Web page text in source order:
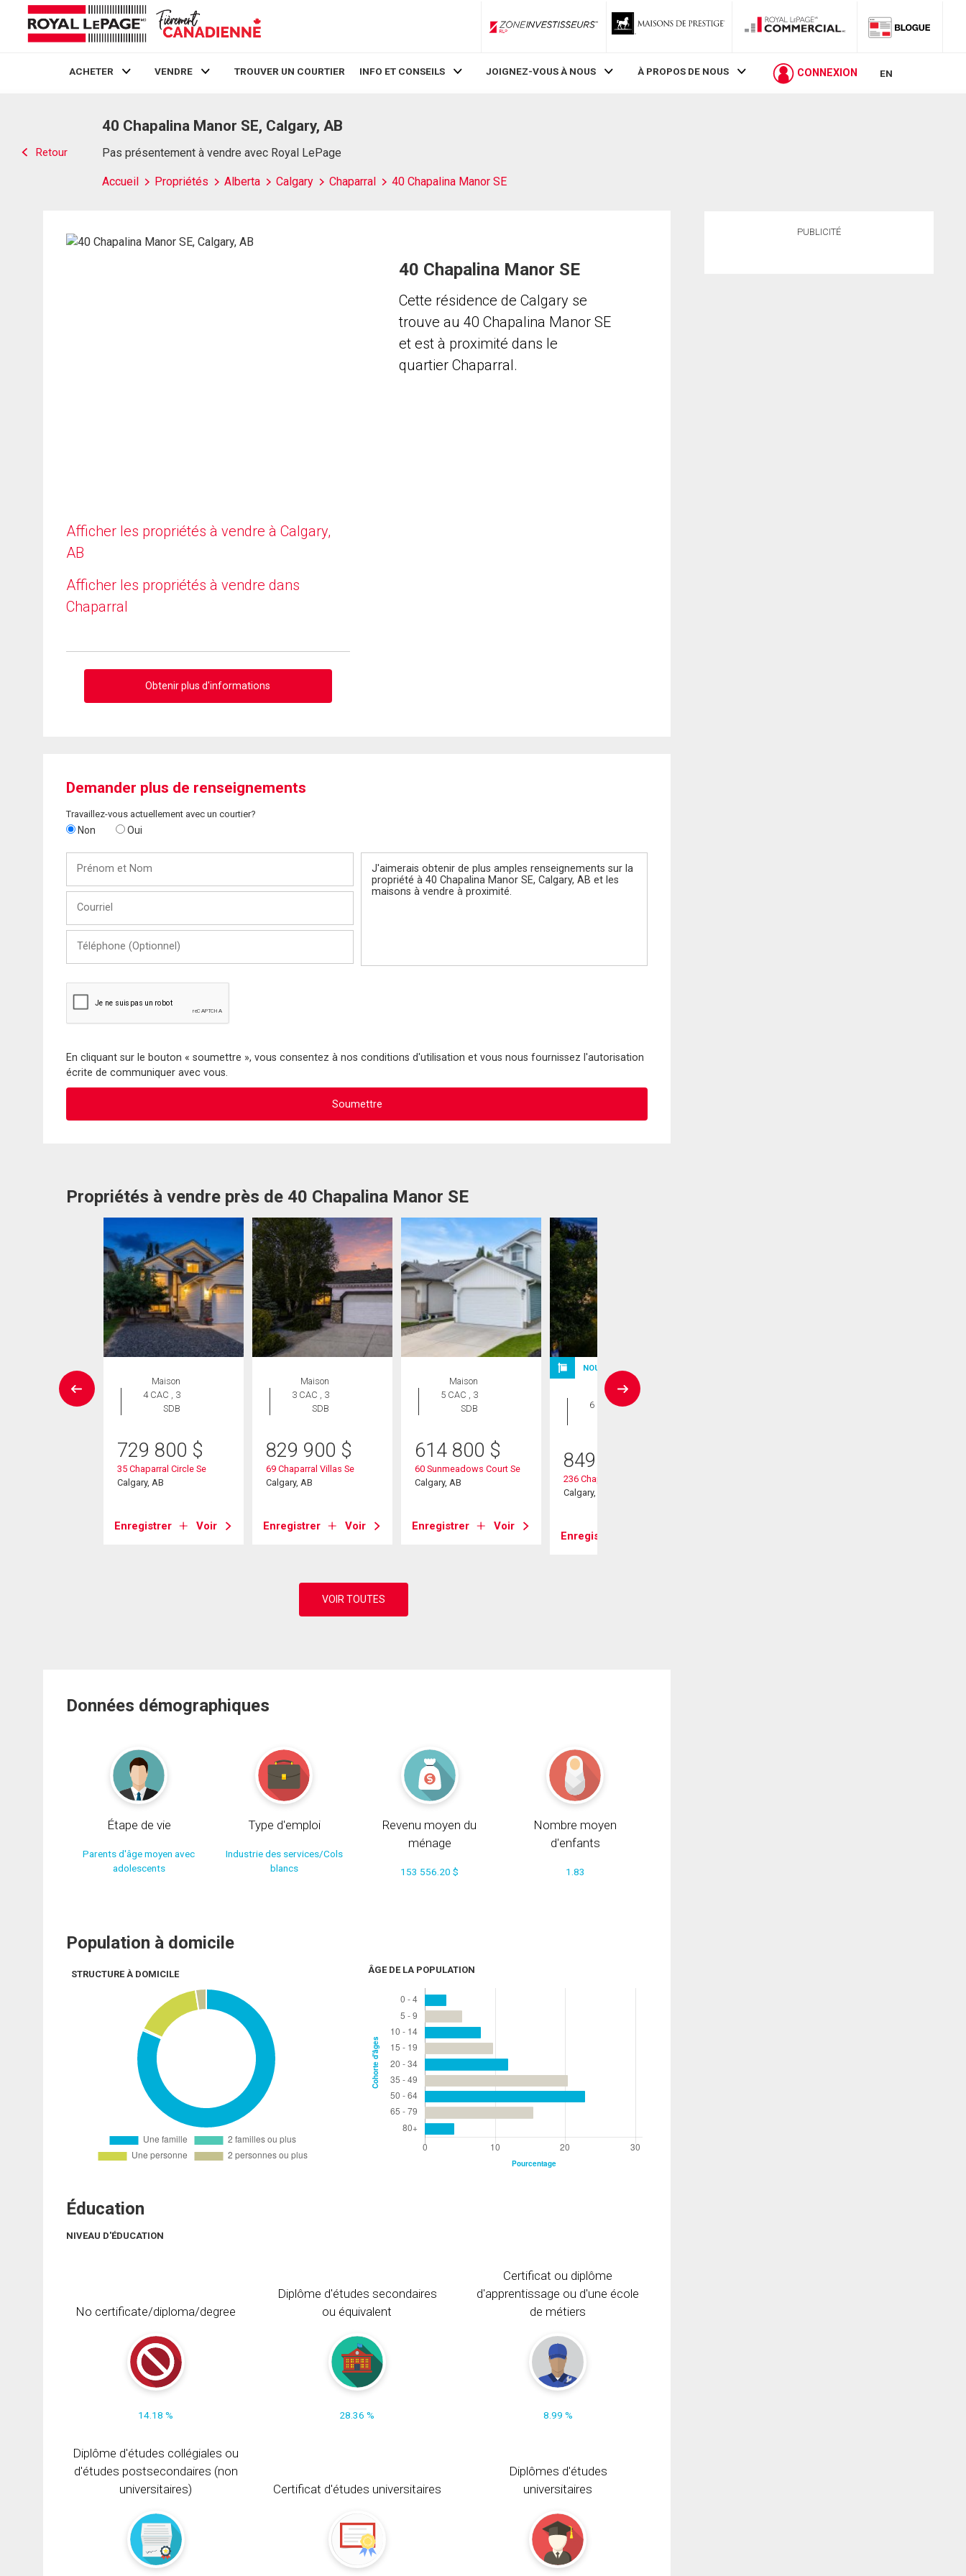
ZoneInvestisseurs RLP
ACHETER VENDRE TROUVER UN COURTIER INFO ET CONSEILS JOIGNEZ-VOUS À NOUS À PROPOS DE NOUS CONNEXION EN
Retour
40 Chapalina Manor SE, Calgary, AB
Pas présentement à vendre avec Royal LePage
Accueil Propriétés Alberta Calgary Chaparral 40 Chapalina Manor SE
Afficher les propriétés à vendre à Calgary,
AB
Afficher les propriétés à vendre dans
Chaparral
Obtenir plus d'informations
40 Chapalina Manor SE
Cette résidence de Calgary se
trouve au 40 Chapalina Manor SE
et est à proximité dans le
quartier Chaparral.
Demander plus de renseignements
Travaillez-vous actuellement avec un courtier?
Non Oui
Nom
(Optionnel)
En cliquant sur le bouton « soumettre », vous consentez à nos conditions d'utilisation et vous nous fournissez l'autorisation
écrite de communiquer avec vous.
Propriétés à vendre près de 40 Chapalina Manor SE
Maison
4 CAC , 3
SDB
729 800 $
35 Chaparral Circle Se
Calgary, AB
Enregistrer Voir
Maison
3 CAC , 3
SDB
829 900 $
69 Chaparral Villas Se
Calgary, AB
Enregistrer Voir
Maison
5 CAC , 3
SDB
614 800 $
60 Sunmeadows Court Se
Calgary, AB
Enregistrer Voir
NOUVELLE INSCRIPTION
Maison
6 CAC , 4
849 900
236 Chaparral Drive Se
Calgary, AB
Enregistrer
Données démographiques
Étape de vie
Parents d'âge moyen avec
adolescents
Type d'emploi
Industrie des services/Cols
blancs
Revenu moyen du
ménage
153 556.20 $
Nombre moyen
d'enfants
1.83
Population à domicile
STRUCTURE À DOMICILE ÂGE DE LA POPULATION
Éducation
NIVEAU D'ÉDUCATION
No certificate/diploma/degree
14.18 %
Diplôme d'études secondaires
ou équivalent
28.36 %
Certificat ou diplôme
d'apprentissage ou d'une école
de métiers
8.99 %
Diplôme d'études collégiales ou
d'études postsecondaires (non
universitaires)
Certificat d'études universitaires
Diplômes d'études
universitaires
PUBLICITÉ